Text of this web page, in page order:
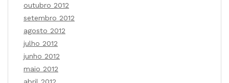
outubro 2012
setembro 2012
agosto 2012
julho 2012
junho 2012
maio 2012